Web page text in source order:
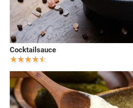
Cocktailsauce